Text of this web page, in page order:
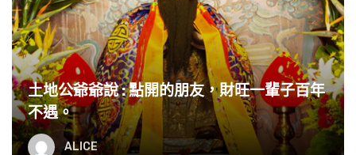
我感到特別內疚！
我的成長是刻在您額頭上的橫槓，
我的放縱是刻在您眉心的豎槓，
土地公爺爺說 : 點開的朋友，財旺一輩子百年
不遇。
ALICE